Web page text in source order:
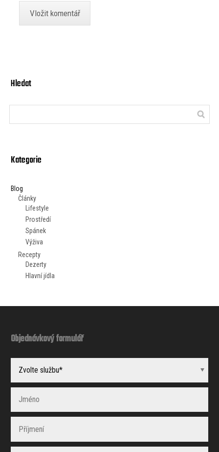
Hledat
Kategorie
Blog
Články
Lifestyle
Prostředí
Spánek
Výživa
Recepty
Dezerty
Hlavní jídla
Objednávkový formulář